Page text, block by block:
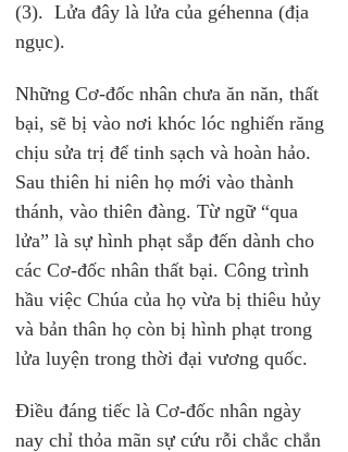
(3).  Lửa đây là lửa của géhenna (địa
ngục).
Những Cơ-đốc nhân chưa ăn năn, thất
bại, sẽ bị vào nơi khóc lóc nghiến răng
chịu sửa trị để tinh sạch và hoàn hảo.
Sau thiên hi niên họ mới vào thành
thánh, vào thiên đàng. Từ ngữ “qua
lửa” là sự hình phạt sắp đến dành cho
các Cơ-đốc nhân thất bại. Công trình
hầu việc Chúa của họ vừa bị thiêu hủy
và bản thân họ còn bị hình phạt trong
lửa luyện trong thời đại vương quốc.
Điều đáng tiếc là Cơ-đốc nhân ngày
nay chỉ thỏa mãn sự cứu rỗi chắc chắn